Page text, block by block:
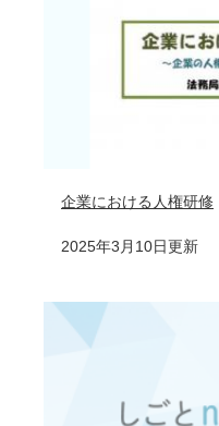
企業における人権研修
2025年3月10日更新